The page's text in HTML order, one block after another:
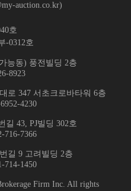
auction.co.kr)
호
-0312호
능동) 풍전빌딩 2층
8923
로 347 서초크로바타워 6층
4230
43, PJ빌딩 302호
716-7366
길 9 고려빌딩 2층
714-1450
Firm Inc. All rights